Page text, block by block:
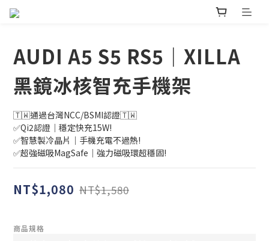
AUDI A5 S5 RS5｜XILLA
黑鏡冰核智充手機架
🇹🇼通過台灣NCC/BSMI認證🇹🇼
✅Qi2認證｜穩定快充15W!
✅智慧製冷晶片｜手機充電不過熱!
✅超強磁吸MagSafe｜強力磁吸環超穩固!
NT$1,080 NT$1,580
商品規格